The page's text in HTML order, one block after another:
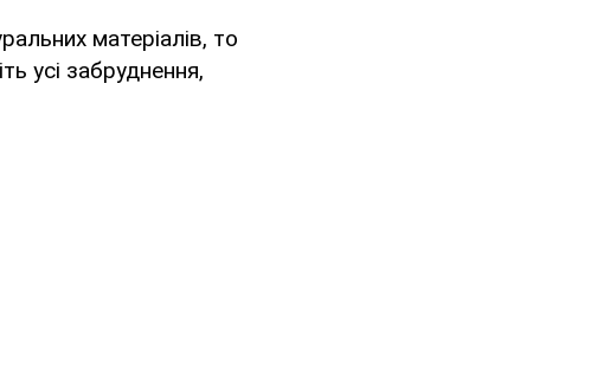
матеріалів, то
усі забруднення,